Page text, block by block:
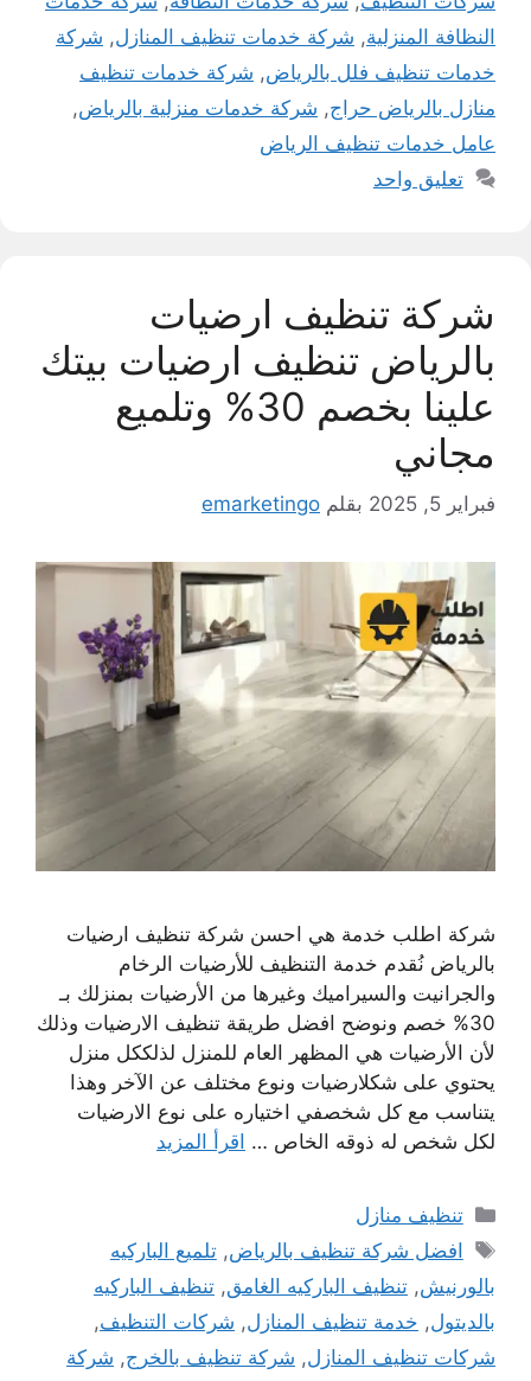
النظافة المنزلية, شركة خدمات تنظيف المنازل, شركة
خدمات تنظيف فلل بالرياض, شركة خدمات تنظيف
منازل بالرياض حراج, شركة خدمات منزلية بالرياض,
عامل خدمات تنظيف الرياض
تعليق واحد
شركة تنظيف ارضيات
بالرياض تنظيف ارضيات بيتك
علينا بخصم 30% وتلميع
مجاني
فبراير 5, 2025 بقلم emarketingo
شركة اطلب خدمة هي احسن شركة تنظيف ارضيات
بالرياض نُقدم خدمة التنظيف للأرضيات الرخام
والجرانيت والسيراميك وغيرها من الأرضيات بمنزلك بـ
30% خصم ونوضح افضل طريقة تنظيف الارضيات وذلك
لأن الأرضيات هي المظهر العام للمنزل لذلككل منزل
يحتوي على شكلارضيات ونوع مختلف عن الآخر وهذا
يتناسب مع كل شخصفي اختياره على نوع الارضيات
لكل شخص له ذوقه الخاص … اقرأ المزيد
التصنيفات
تنظيف منازل
الوسوم
افضل شركة تنظيف بالرياض,تلميع الباركيه
بالورنيش, تنظيف الباركيه الغامق, تنظيف الباركيه
بالديتول, خدمة تنظيف المنازل, شركات التنظيف,
شركات تنظيف المنازل, شركة تنظيف بالخرج, شركة